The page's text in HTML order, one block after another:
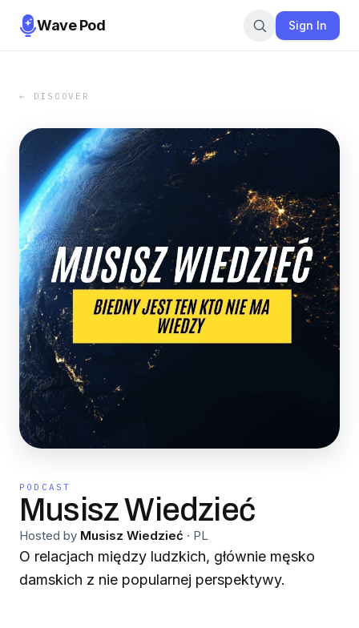
Wave Pod Sign In
← DISCOVER
PODCAST
Musisz Wiedzieć
Hosted by Musisz Wiedzieć · PL
O relacjach między ludzkich, głównie męsko
damskich z nie popularnej perspektywy.